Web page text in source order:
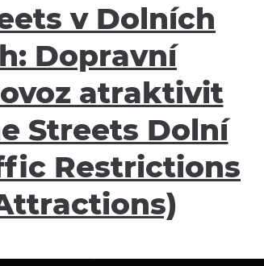
Ostatní
Pro školy
Partneři
Potvrzení o pojištění
Návštěvní řád
GDPR
v Dolních
Dopravní
atraktivit
Streets Dolní
Restrictions